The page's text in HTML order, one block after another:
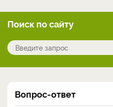
Поиск по сайту
Вопрос-ответ